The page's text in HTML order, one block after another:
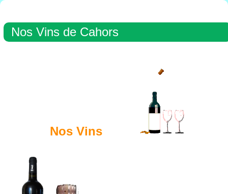
Nos Vins de Cahors
Nos Vins